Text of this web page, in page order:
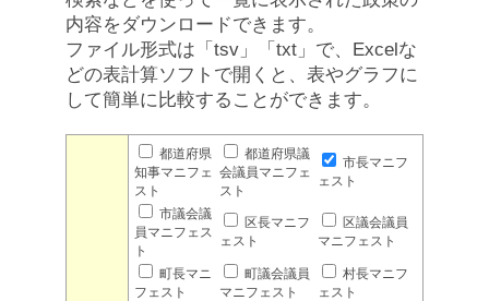
内容をダウンロードできます。
ファイル形式は「tsv」「txt」で、Excelな
どの表計算ソフトで開くと、表やグラフに
して簡単に比較することができます。
都道府県
知事マニフェ
スト
都道府県議
会議員マニフェ
スト
市長マニフ
ェスト
市議会議
員マニフェス
ト
区長マニフ
ェスト
区議会議員
マニフェスト
町長マニ
フェスト
町議会議員
マニフェスト
村長マニフ
ェスト